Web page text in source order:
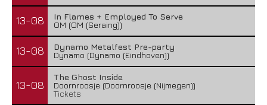
13-08
In Flames + Employed To Serve
OM (OM (Seraing))
13-08
Dynamo Metalfest Pre-party
Dynamo (Dynamo (Eindhoven))
13-08
The Ghost Inside
Doornroosje (Doornroosje (Nijmegen))
Tickets